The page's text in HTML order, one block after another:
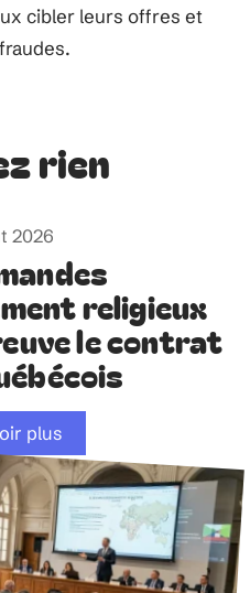
cibler leurs offres et
rien
2026
religieux
le contrat
plus